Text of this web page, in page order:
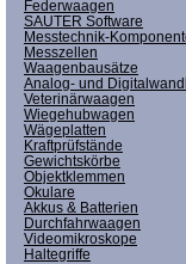
Federwaagen
SAUTER Software
Messtechnik-
Messzellen
Waagenbausätze
Analog- und
Veterinärwaagen
Wiegehubwagen
Wägeplatten
Kraftprüfstände
Gewichtskörbe
Objektklemmen
Okulare
Akkus & Batterien
Durchfahrwaagen
Videomikroskope
Haltegriffe